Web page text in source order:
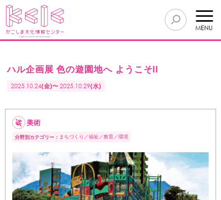
MENU
ハル企画展 色の遊園地へ ようこそII
2025.10.24(金)〜2025.10.29(水)
美術
分野別カテゴリー： まちづくり 福祉 教育 環境